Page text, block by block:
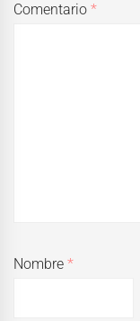
Comentario*
Nombre*